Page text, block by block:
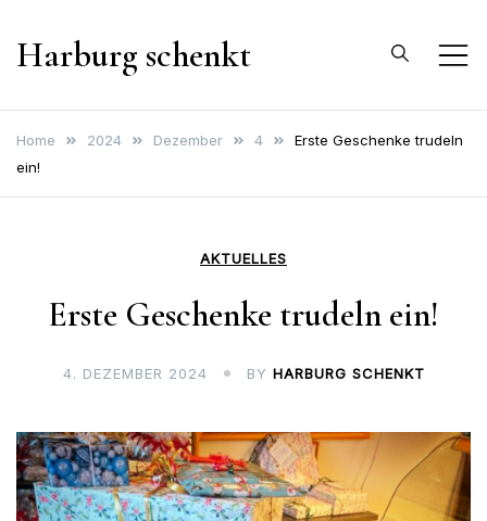
Harburg schenkt
Home 2024 Dezember 4
Erste Geschenke trudeln
ein!
AKTUELLES
Erste Geschenke trudeln ein!
4. DEZEMBER 2024 BY HARBURG SCHENKT